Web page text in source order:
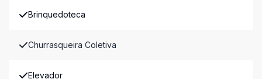
Brinquedoteca
Churrasqueira Coletiva
Elevador